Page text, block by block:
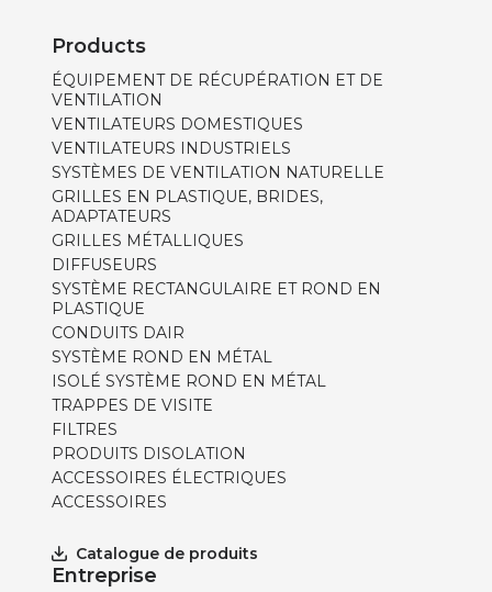
Products
ÉQUIPEMENT DE RÉCUPÉRATION ET DE
VENTILATION
VENTILATEURS DOMESTIQUES
VENTILATEURS INDUSTRIELS
SYSTÈMES DE VENTILATION NATURELLE
GRILLES EN PLASTIQUE, BRIDES,
ADAPTATEURS
GRILLES MÉTALLIQUES
DIFFUSEURS
SYSTÈME RECTANGULAIRE ET ROND EN
PLASTIQUE
CONDUITS DAIR
SYSTÈME ROND EN MÉTAL
ISOLÉ SYSTÈME ROND EN MÉTAL
TRAPPES DE VISITE
FILTRES
PRODUITS DISOLATION
ACCESSOIRES ÉLECTRIQUES
ACCESSOIRES
Catalogue de produits
Entreprise